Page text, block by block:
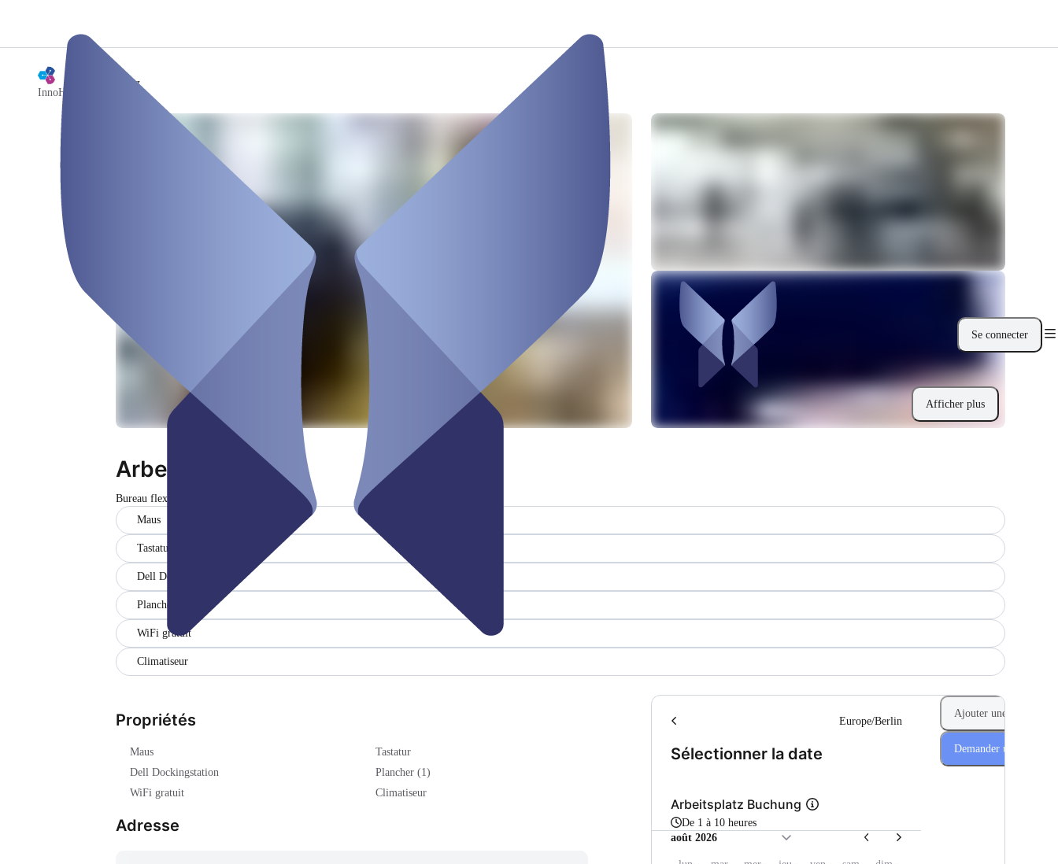
Se connecter
InnoHub
Arbeitsplatz
Afficher plus
Arbeitsplatz
Bureau flexible
Maus
Tastatur
Dell Dockingstation
Plancher (1)
WiFi gratuit
Climatiseur
Propriétés
Maus
Tastatur
Dell Dockingstation
Plancher (1)
WiFi gratuit
Climatiseur
Adresse
Sélectionner la date
Europe/Berlin
Arbeitsplatz Buchung
De 1 à 10 heures
août 2026
Ajouter une réservation
Demander une